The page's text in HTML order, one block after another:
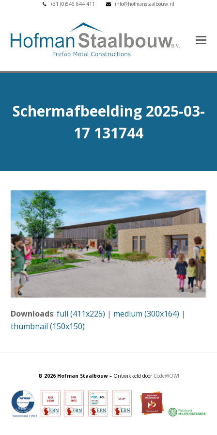
+31 (0)546 644 411 info@hofmanstaalbouw.nl
Schermafbeelding 2025-03-
17 131744
Downloads:full (411x225) | medium (300x164) |
thumbnail (150x150)
© 2026 Hofman Staalbouw– Ontwikkeld door CodeWOW!